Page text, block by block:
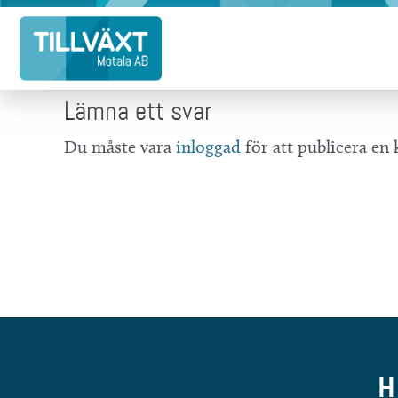
Hoppa
innehåll
Lämna ett svar
Du måste vara inloggad för att publicera en